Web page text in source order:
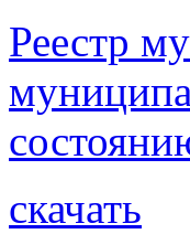
Реестр
скачать